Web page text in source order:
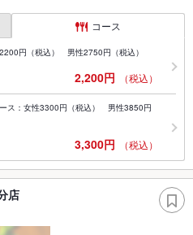
コース
円（税込） 男性2750円（税込）
2,200円 （税込）
ス：女性3300円（税込） 男性3850円
3,300円 （税込）
店